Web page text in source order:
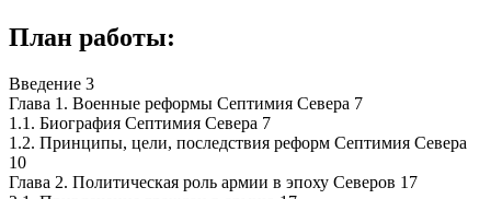
План работы:
Введение 3
Глава 1. Военные реформы Септимия Севера 7
1.1. Биография Септимия Севера 7
1.2. Принципы, цели, последствия реформ Септимия Севера
10
Глава 2. Политическая роль армии в эпоху Северов 17